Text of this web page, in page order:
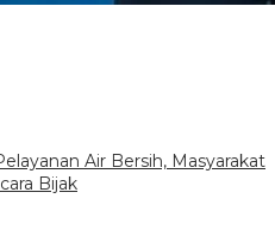
Air Bersih, Masyarakat
Bijak